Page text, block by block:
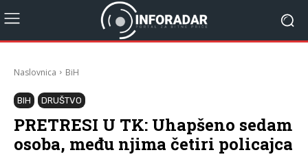
Naslovnica BiH
BIH DRUŠTVO
PRETRESI U TK: Uhapšeno sedam
osoba, među njima četiri policajca